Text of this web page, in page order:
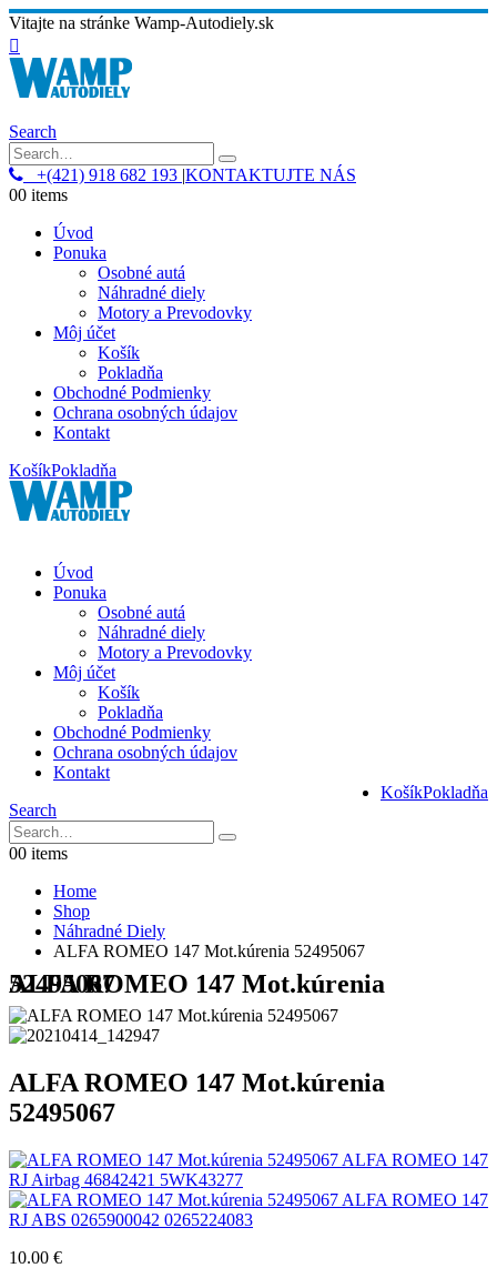
Vitajte na stránke Wamp-Autodiely.sk
Search
+(421) 918 682 193 |KONTAKTUJTE NÁS
00 items
Úvod
Ponuka
Osobné autá
Náhradné diely
Motory a Prevodovky
Môj účet
Košík
Pokladňa
Obchodné Podmienky
Ochrana osobných údajov
Kontakt
KošíkPokladňa
Úvod
Ponuka
Osobné autá
Náhradné diely
Motory a Prevodovky
Môj účet
Košík
Pokladňa
Obchodné Podmienky
Ochrana osobných údajov
Kontakt
KošíkPokladňa
Search
00 items
Home
Shop
Náhradné Diely
ALFA ROMEO 147 Mot.kúrenia 52495067
ALFA ROMEO 147 Mot.kúrenia 52495067
ALFA ROMEO 147 Mot.kúrenia
52495067
ALFA ROMEO 147
RJ Airbag 46842421 5WK43277
ALFA ROMEO 147
RJ ABS 0265900042 0265224083
10.00 €